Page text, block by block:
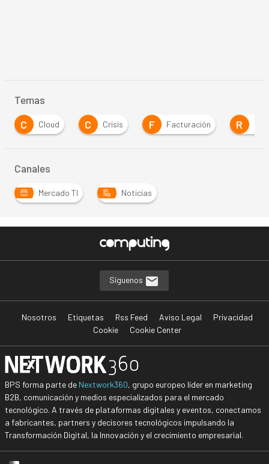
Temas
C
Cloud C Crisis F Facturación R
Canales
Mercado TI Noticias
Síguenos
Nosotros Etiquetas Rss Feed Aviso Legal
Privacidad
Cookie
Cookie Center
BPS forma parte de Nextwork360, grupo europeo líder en marketing
B2B, comunicación y medios especializados para el mercado
tecnológico. A través de plataformas digitales y eventos, conectamos
a fabricantes, partners y decisores tecnológicos impulsando la
Transformación Digital, la Innovación y el crecimiento empresarial.